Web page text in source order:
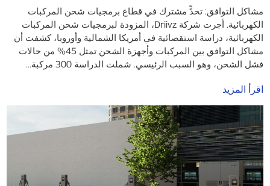
مشاكل التوافق: تحدٍّ مشترك في قطاع برمجيات شحن المركبات
الكهربائية. أجرت شركة Driivz، المزودة لبرمجيات شحن المركبات
الكهربائية، دراسة استقصائية في أمريكا الشمالية وأوروبا، كشفت أن
مشاكل التوافق بين المركبات وأجهزة الشحن تمثل 45% من حالات
فشل الشحن، وهو السبب الرئيسي. شملت الدراسة 300 مركبة...
اقرأ المزيد